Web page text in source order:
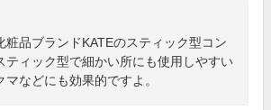
粧品ブランドKATEのスティック型コン
ティック型で細かい所にも使用しやすい
などにも効果的ですよ。